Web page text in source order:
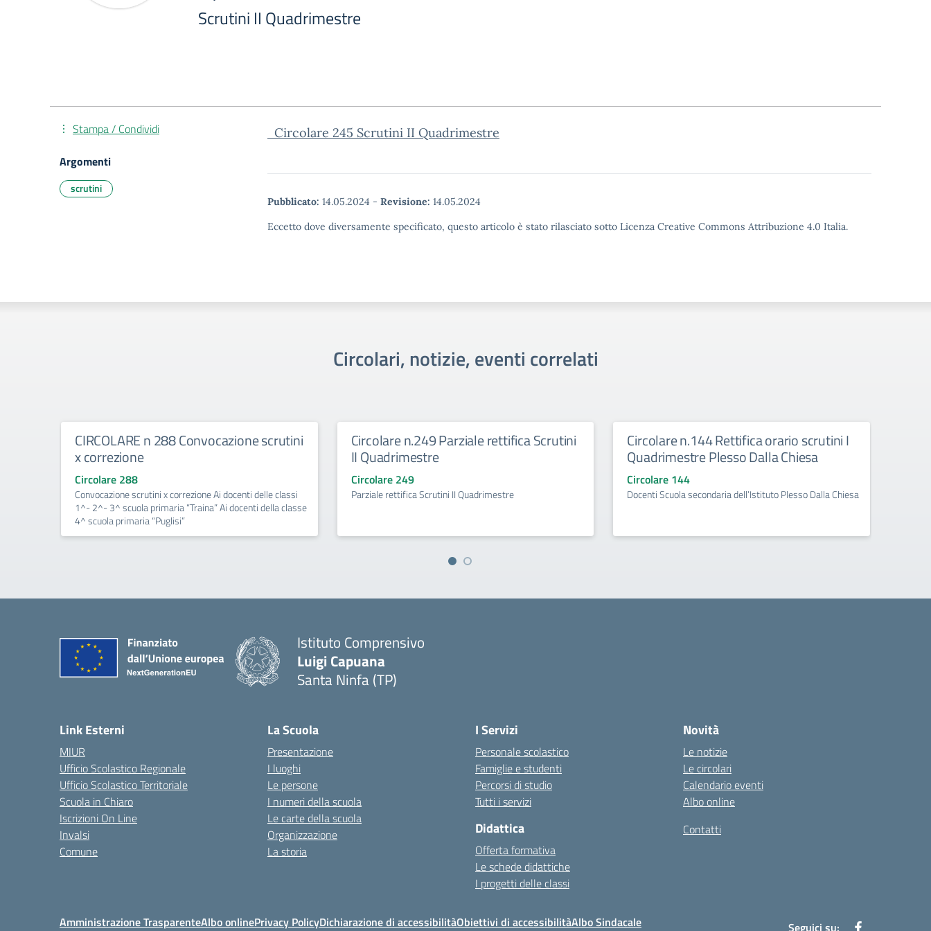
Scrutini II Quadrimestre
Circolare 245 Scrutini II Quadrimestre
Pubblicato: 14.05.2024 - Revisione: 14.05.2024
Eccetto dove diversamente specificato, questo articolo è stato rilasciato sotto Licenza Creative Commons Attribuzione 4.0 Italia.
Stampa / Condividi
Argomenti
scrutini
Circolari, notizie, eventi correlati
CIRCOLARE n 288 Convocazione scrutini
x correzione
Circolare 288
Convocazione scrutini x correzione Ai docenti delle classi
1^- 2^- 3^ scuola primaria “Traina” Ai docenti della classe
4^ scuola primaria “Puglisi”
Circolare n.249 Parziale rettifica Scrutini
II Quadrimestre
Circolare 249
Parziale rettifica Scrutini II Quadrimestre
Circolare n.144 Rettifica orario scrutini I
Quadrimestre Plesso Dalla Chiesa
Circolare 144
Docenti Scuola secondaria dell’Istituto Plesso Dalla Chiesa
Istituto Comprensivo
Luigi Capuana
Santa Ninfa (TP)
Link Esterni
MIUR
Ufficio Scolastico Regionale
Ufficio Scolastico Territoriale
Scuola in Chiaro
Iscrizioni On Line
Invalsi
Comune
La Scuola
Presentazione
I luoghi
Le persone
I numeri della scuola
Le carte della scuola
Organizzazione
La storia
I Servizi
Personale scolastico
Famiglie e studenti
Percorsi di studio
Tutti i servizi
Didattica
Offerta formativa
Le schede didattiche
I progetti delle classi
Novità
Le notizie
Le circolari
Calendario eventi
Albo online
Contatti
Amministrazione TrasparenteAlbo onlinePrivacy PolicyDichiarazione di accessibilitàObiettivi di accessibilitàAlbo Sindacale Seguici su: